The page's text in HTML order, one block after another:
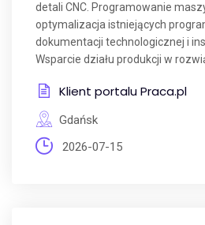
detali CNC. Programowanie
optymalizacja istniejących
dokumentacji technologicznej i
Wsparcie działu produkcji w
Klient portalu Praca.pl
Gdańsk
2026-07-15